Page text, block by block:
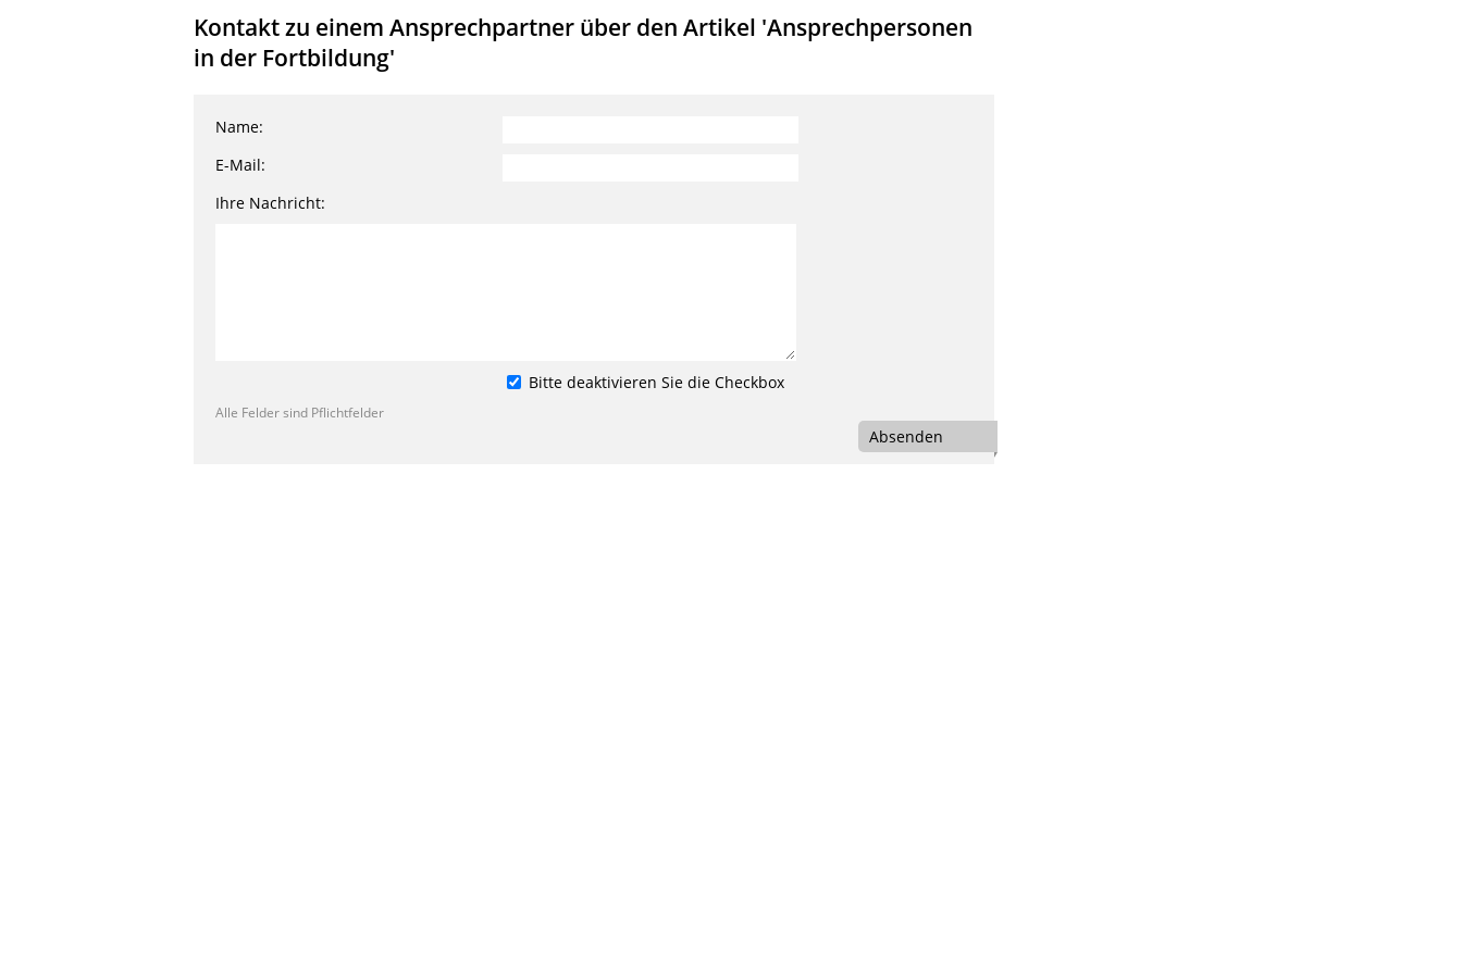
Kontakt zu einem Ansprechpartner über den Artikel 'Ansprechpersonen
in der Fortbildung'
Name:
E-Mail:
Ihre Nachricht:
Bitte deaktivieren Sie die Checkbox
Alle Felder sind Pflichtfelder
Absenden